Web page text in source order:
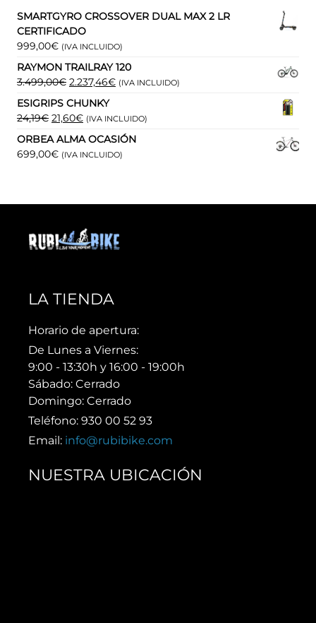
SMARTGYRO CROSSOVER DUAL MAX 2 LR
CERTIFICADO
999,00€ (IVA INCLUIDO)
RAYMON TRAILRAY 120
3.499,00€ EL
PRECIO
ORIGINAL
ERA:
3.499,00€.
2.237,46€EL
ES:
2.237,46€.
(IVA INCLUIDO)
ESIGRIPS CHUNKY
24,19€ EL
PRECIO
ORIGINAL
ERA:
21,60€EL
PRECIO
ACTUAL
ES:
(IVA INCLUIDO)
ORBEA ALMA OCASIÓN
699,00€ (IVA INCLUIDO)
LA TIENDA
Horario de apertura:
De Lunes a Viernes:
9:00 - 13:30h y 16:00 - 19:00h
Sábado: Cerrado
Domingo: Cerrado
Teléfono: 930 00 52 93
Email: info@rubibike.com
NUESTRA UBICACIÓN